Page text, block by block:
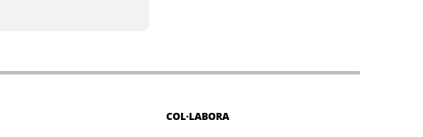
COL·LABORA